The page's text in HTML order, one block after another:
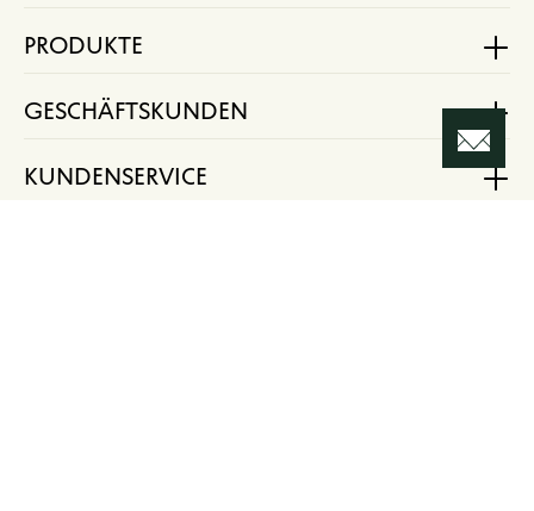
PRODUKTE
GESCHÄFTSKUNDEN
KUNDENSERVICE